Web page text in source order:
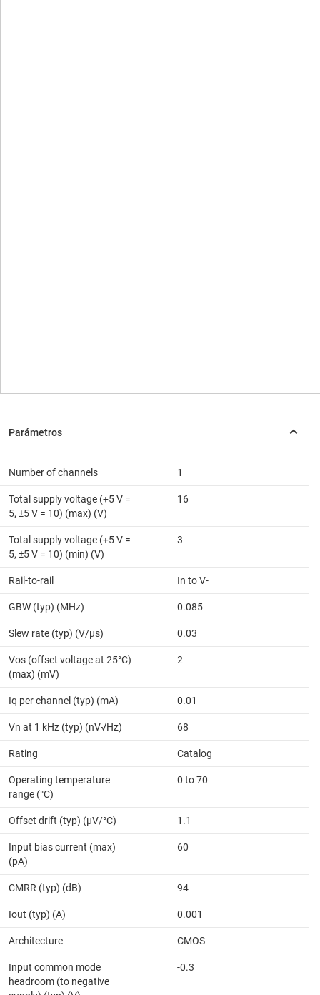
Number of channels 1
Total supply voltage (+5 V =
5, ±5 V = 10) (max) (V)
16
Total supply voltage (+5 V =
5, ±5 V = 10) (min) (V)
3
Rail-to-rail In to V-
GBW (typ) (MHz) 0.085
Slew rate (typ) (V/µs) 0.03
Vos (offset voltage at 25°C)
(max) (mV)
2
Iq per channel (typ) (mA) 0.01
Vn at 1 kHz (typ) (nV√Hz) 68
Rating Catalog
Operating temperature
range (°C)
0 to 70
Offset drift (typ) (µV/°C) 1.1
Input bias current (max)
(pA)
60
CMRR (typ) (dB) 94
Iout (typ) (A) 0.001
Architecture CMOS
Input common mode
headroom (to negative
-0.3